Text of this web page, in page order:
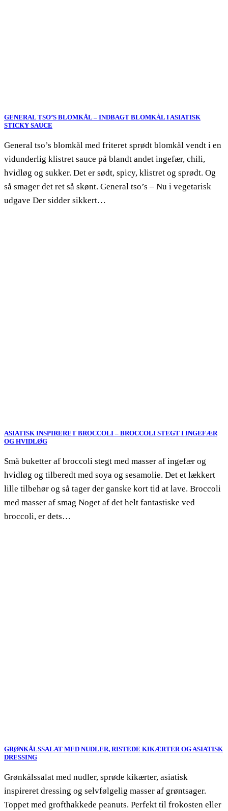
GENERAL TSO’S BLOMKÅL – INDBAGT BLOMKÅL I ASIATISK
STICKY SAUCE
General tso’s blomkål med friteret sprødt blomkål vendt i en
vidunderlig klistret sauce på blandt andet ingefær, chili,
hvidløg og sukker. Det er sødt, spicy, klistret og sprødt. Og
så smager det ret så skønt. General tso’s – Nu i vegetarisk
udgave Der sidder sikkert…
ASIATISK INSPIRERET BROCCOLI – BROCCOLI STEGT I INGEFÆR
OG HVIDLØG
Små buketter af broccoli stegt med masser af ingefær og
hvidløg og tilberedt med soya og sesamolie. Det et lækkert
lille tilbehør og så tager der ganske kort tid at lave. Broccoli
med masser af smag Noget af det helt fantastiske ved
broccoli, er dets…
GRØNKÅLSSALAT MED NUDLER, RISTEDE KIKÆRTER OG ASIATISK
DRESSING
Grønkålssalat med nudler, sprøde kikærter, asiatisk
inspireret dressing og selvfølgelig masser af grøntsager.
Toppet med grofthakkede peanuts. Perfekt til frokosten eller